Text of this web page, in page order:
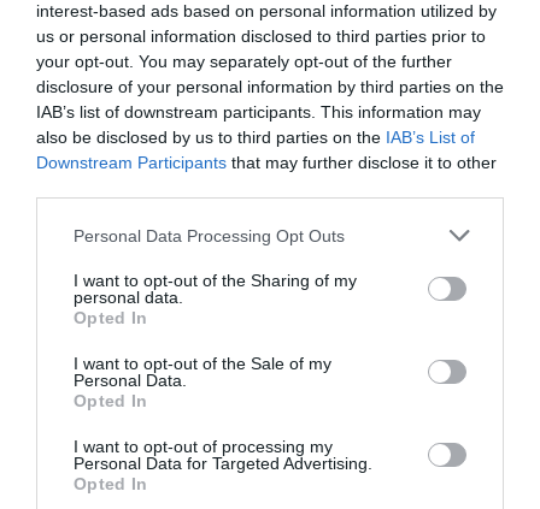
interest-based ads based on personal information utilized by
us or personal information disclosed to third parties prior to
your opt-out. You may separately opt-out of the further
disclosure of your personal information by third parties on the
IAB’s list of downstream participants. This information may
also be disclosed by us to third parties on the IAB’s List of
Downstream Participants that may further disclose it to other
Please note that this website/app uses one or more Google
not limited to your visit or usage behaviour. You may click to
grant or deny consent to Google and its third-party tags to
use your data for below specified purposes in below Google
consent section.
Personal Data Processing Opt Outs
I want to opt-out of the Sharing of my
personal data.
Opted In
I want to opt-out of the Sale of my
Personal Data.
Opted In
I want to opt-out of processing my
Personal Data for Targeted Advertising.
Opted In
Τραγωδία στην Εύβοια: Άνδρας
ανασύρθηκε χωρίς τις αισθήσεις
του από τη θάλασσα
07.08.2026 | 20:57
Ανακοινώθηκαν νέες προσλήψεις
σε δήμο της Εύβοιας: Δείτε εδώ
Ποιοι και γιατί θα πάρουν
διπλάσια σύνταξη τον Αύγουστο
Δείτε τι έκανε Δήμος της Εύβοιας
07.08.2026 | 20:00
Όλες οι τελευταίες ειδήσεις